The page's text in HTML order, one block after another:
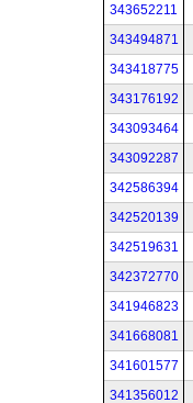
343652211
343494871
343418775
343176192
343093464
343092287
342586394
342520139
342519631
342372770
341946823
341668081
341601577
341356012